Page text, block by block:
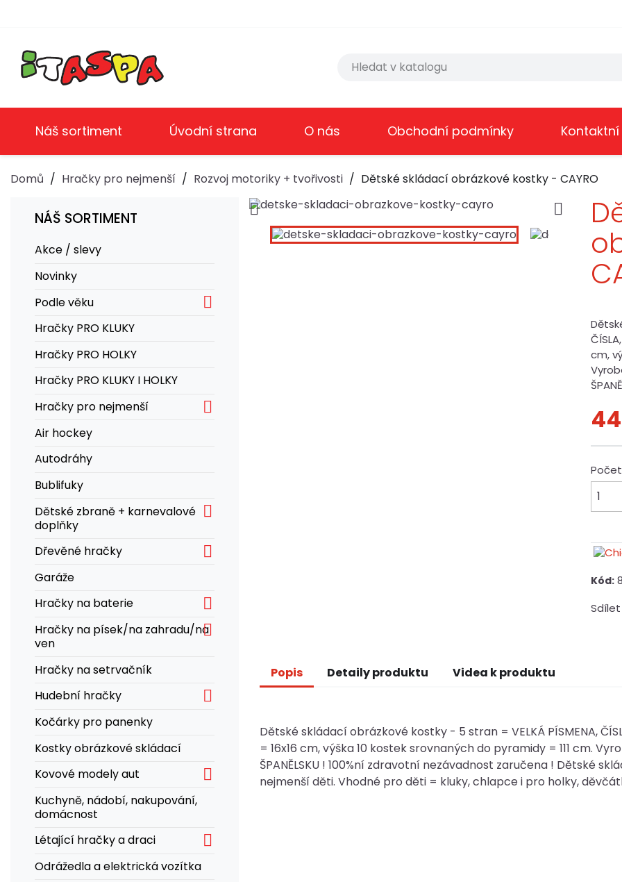
Náš sortiment Úvodní strana O nás Obchodní podmínky
Domů Hračky pro nejmenší Rozvoj motoriky + tvořivosti Dětské skládací obrázkové kostky - CAYRO
NÁŠ SORTIMENT
Akce / slevy
Novinky
Podle věku

Hračky PRO KLUKY
Hračky PRO HOLKY
Hračky PRO KLUKY I HOLKY
Hračky pro nejmenší

Air hockey
Autodráhy
Bublifuky
Dětské zbraně + karnevalové
doplňky

Dřevěné hračky 
Garáže
Hračky na baterie

Hračky na písek/na zahradu/na
ven

Hračky na setrvačník
Hudební hračky

Kočárky pro panenky
Kostky obrázkové skládací
Kovové modely aut

Kuchyně, nádobí, nakupování,
domácnost
Létající hračky a draci

Odrážedla a elektrická vozítka
 
cm,
Počet
Kód:
Sdílet
Popis Detaily produktu Videa k produktu
Dětské skládací obrázkové kostky - 5 stran = VELKÁ PÍSMENA,
= 16x16 cm, výška 10 kostek srovnaných do pyramidy = 111 cm.
ŠPANĚLSKU ! 100%ní zdravotní nezávadnost zaručena ! Dětské
nejmenší děti. Vhodné pro děti = kluky, chlapce i pro holky,